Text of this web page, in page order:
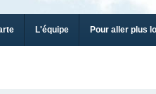
L'équipe Pour aller plus